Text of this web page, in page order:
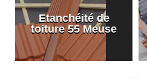
Etanchéité de
toiture 55 Meuse